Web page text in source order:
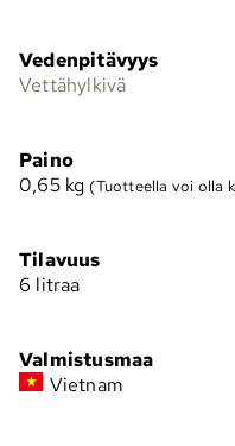
Vedenpitävyys
Vettähylkivä
Paino
0,65 kg (Tuotteella voi olla
Tilavuus
6 litraa
Valmistusmaa
Vietnam